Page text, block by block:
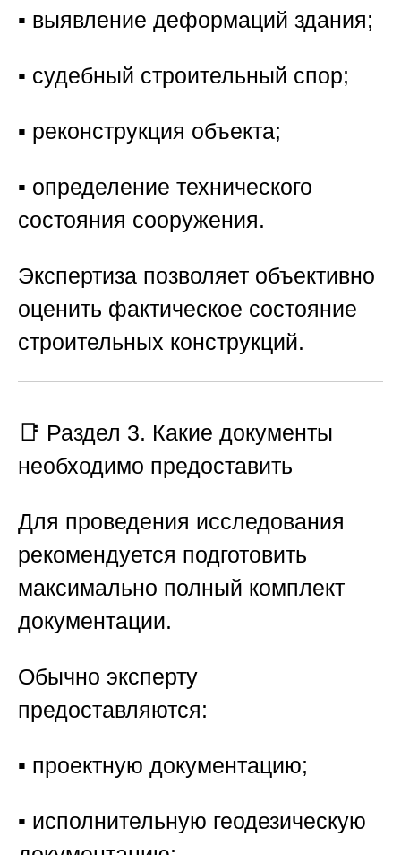
▪️ выявление деформаций здания;
▪️ судебный строительный спор;
▪️ реконструкция объекта;
▪️ определение технического
состояния сооружения.
Экспертиза позволяет объективно
оценить фактическое состояние
строительных конструкций.
📑 Раздел 3. Какие документы
необходимо предоставить
Для проведения исследования
рекомендуется подготовить
максимально полный комплект
документации.
Обычно эксперту
предоставляются:
▪️ проектную документацию;
▪️ исполнительную геодезическую